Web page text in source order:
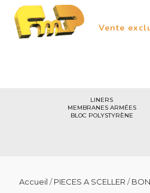
Vente
LINERS
MEMBRANES ARMÉES
BLOC POLYSTYRÈNE
Accueil /PIECES A SCELLER /